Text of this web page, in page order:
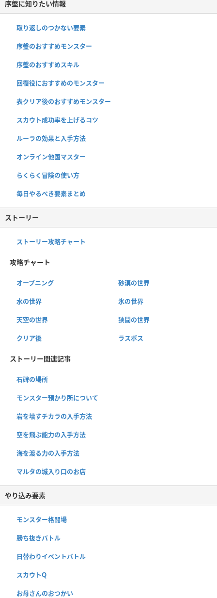
序盤に知りたい情報
取り返しのつかない要素
序盤のおすすめモンスター
序盤のおすすめスキル
回復役におすすめのモンスター
表クリア後のおすすめモンスター
スカウト成功率を上げるコツ
ルーラの効果と入手方法
オンライン他国マスター
らくらく冒険の使い方
毎日やるべき要素まとめ
ストーリー
ストーリー攻略チャート
攻略チャート
オープニング 砂漠の世界
水の世界 氷の世界
天空の世界 狭間の世界
クリア後 ラスボス
ストーリー関連記事
石碑の場所
モンスター預かり所について
岩を壊すチカラの入手方法
空を飛ぶ能力の入手方法
海を渡る力の入手方法
マルタの城入り口のお店
やり込み要素
モンスター格闘場
勝ち抜きバトル
日替わりイベントバトル
スカウトQ
お母さんのおつかい